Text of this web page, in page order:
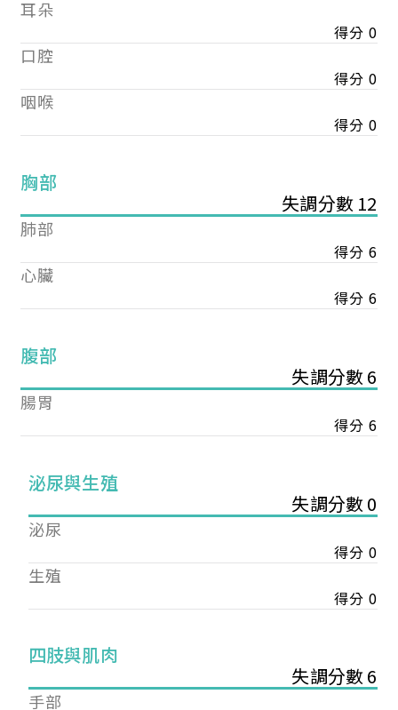
耳朵
得分 0
口腔
得分 0
咽喉
得分 0
胸部
失調分數 12
肺部
得分 6
心臟
得分 6
腹部
失調分數 6
腸胃
得分 6
泌尿與生殖
失調分數 0
泌尿
得分 0
生殖
得分 0
四肢與肌肉
失調分數 6
手部
您已成功送出會員申請
您好，您的會員申請，已成功送出，經本協會理事